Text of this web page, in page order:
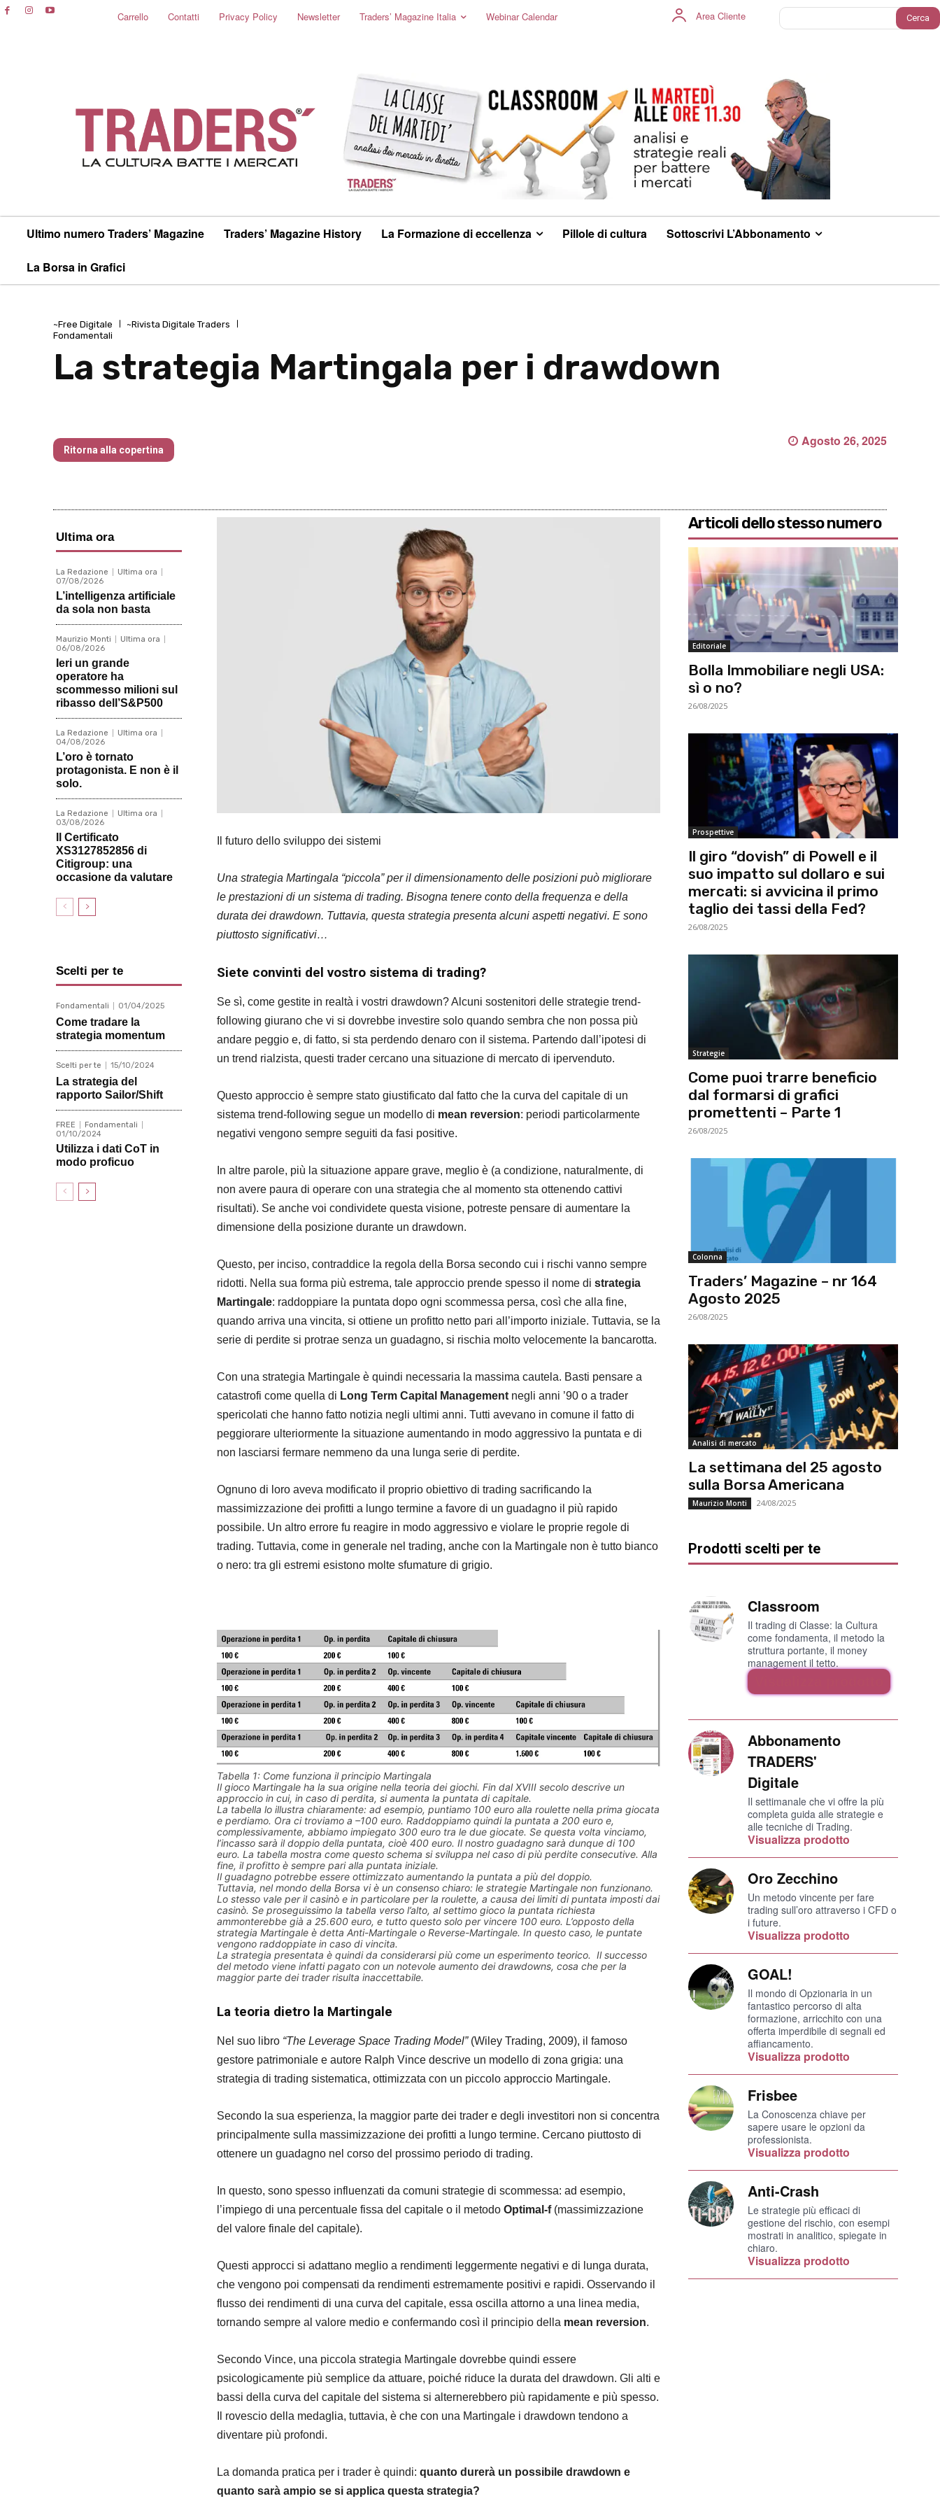
Carrello Contatti Privacy Policy Newsletter Traders’ Magazine Italia Webinar Calendar Area Cliente Cerca
Ultimo numero Traders’ Magazine Traders’ Magazine History La Formazione di eccellenza Pillole di cultura Sottoscrivi L’Abbonamento
La Borsa in Grafici
~Free Digitale
~Rivista Digitale Traders
Fondamentali
La strategia Martingala per i drawdown
Ritorna alla copertina
Agosto 26, 2025
Ultima ora
La Redazione
Ultima ora
07/08/2026
L’intelligenza artificiale
da sola non basta
Maurizio Monti
Ultima ora
06/08/2026
Ieri un grande
operatore ha
scommesso milioni sul
ribasso dell’S&P500
La Redazione
Ultima ora
04/08/2026
L’oro è tornato
protagonista. E non è il
solo.
La Redazione
Ultima ora
03/08/2026
Il Certificato
XS3127852856 di
Citigroup: una
occasione da valutare
Scelti per te
Fondamentali 01/04/2025
Come tradare la
strategia momentum
Scelti per te 15/10/2024
La strategia del
rapporto Sailor/Shift
FREE
Fondamentali
01/10/2024
Utilizza i dati CoT in
modo proficuo
Il futuro dello sviluppo dei sistemi
Una strategia Martingala “piccola” per il dimensionamento delle posizioni può migliorare
le prestazioni di un sistema di trading. Bisogna tenere conto della frequenza e della
durata dei drawdown. Tuttavia, questa strategia presenta alcuni aspetti negativi. E sono
piuttosto significativi…
Siete convinti del vostro sistema di trading?
Se sì, come gestite in realtà i vostri drawdown? Alcuni sostenitori delle strategie trend-
following giurano che vi si dovrebbe investire solo quando sembra che non possa più
andare peggio e, di fatto, si sta perdendo denaro con il sistema. Partendo dall’ipotesi di
un trend rialzista, questi trader cercano una situazione di mercato di ipervenduto.
Questo approccio è sempre stato giustificato dal fatto che la curva del capitale di un
sistema trend-following segue un modello di mean reversion: periodi particolarmente
negativi vengono sempre seguiti da fasi positive.
In altre parole, più la situazione appare grave, meglio è (a condizione, naturalmente, di
non avere paura di operare con una strategia che al momento sta ottenendo cattivi
risultati). Se anche voi condividete questa visione, potreste pensare di aumentare la
dimensione della posizione durante un drawdown.
Questo, per inciso, contraddice la regola della Borsa secondo cui i rischi vanno sempre
ridotti. Nella sua forma più estrema, tale approccio prende spesso il nome di strategia
Martingale: raddoppiare la puntata dopo ogni scommessa persa, così che alla fine,
quando arriva una vincita, si ottiene un profitto netto pari all’importo iniziale. Tuttavia, se la
serie di perdite si protrae senza un guadagno, si rischia molto velocemente la bancarotta.
Con una strategia Martingale è quindi necessaria la massima cautela. Basti pensare a
catastrofi come quella di Long Term Capital Management negli anni ’90 o a trader
spericolati che hanno fatto notizia negli ultimi anni. Tutti avevano in comune il fatto di
peggiorare ulteriormente la situazione aumentando in modo aggressivo la puntata e di
non lasciarsi fermare nemmeno da una lunga serie di perdite.
Ognuno di loro aveva modificato il proprio obiettivo di trading sacrificando la
massimizzazione dei profitti a lungo termine a favore di un guadagno il più rapido
possibile. Un altro errore fu reagire in modo aggressivo e violare le proprie regole di
trading. Tuttavia, come in generale nel trading, anche con la Martingale non è tutto bianco
o nero: tra gli estremi esistono molte sfumature di grigio.
Tabella 1: Come funziona il principio Martingala
Il gioco Martingale ha la sua origine nella teoria dei giochi. Fin dal XVIII secolo descrive un
approccio in cui, in caso di perdita, si aumenta la puntata di capitale.
La tabella lo illustra chiaramente: ad esempio, puntiamo 100 euro alla roulette nella prima giocata
e perdiamo. Ora ci troviamo a –100 euro. Raddoppiamo quindi la puntata a 200 euro e,
complessivamente, abbiamo impiegato 300 euro tra le due giocate. Se questa volta vinciamo,
l’incasso sarà il doppio della puntata, cioè 400 euro. Il nostro guadagno sarà dunque di 100
euro. La tabella mostra come questo schema si sviluppa nel caso di più perdite consecutive. Alla
fine, il profitto è sempre pari alla puntata iniziale.
Il guadagno potrebbe essere ottimizzato aumentando la puntata a più del doppio.
Tuttavia, nel mondo della Borsa vi è un consenso chiaro: le strategie Martingale non funzionano.
Lo stesso vale per il casinò e in particolare per la roulette, a causa dei limiti di puntata imposti dai
casinò. Se proseguissimo la tabella verso l’alto, al settimo gioco la puntata richiesta
ammonterebbe già a 25.600 euro, e tutto questo solo per vincere 100 euro. L’opposto della
strategia Martingale è detta Anti-Martingale o Reverse-Martingale. In questo caso, le puntate
vengono raddoppiate in caso di vincita.
La strategia presentata è quindi da considerarsi più come un esperimento teorico. Il successo
del metodo viene infatti pagato con un notevole aumento dei drawdowns, cosa che per la
maggior parte dei trader risulta inaccettabile.
La teoria dietro la Martingale
Nel suo libro “The Leverage Space Trading Model”(Wiley Trading, 2009), il famoso
gestore patrimoniale e autore Ralph Vince descrive un modello di zona grigia: una
strategia di trading sistematica, ottimizzata con un piccolo approccio Martingale.
Secondo la sua esperienza, la maggior parte dei trader e degli investitori non si concentra
principalmente sulla massimizzazione dei profitti a lungo termine. Cercano piuttosto di
ottenere un guadagno nel corso del prossimo periodo di trading.
In questo, sono spesso influenzati da comuni strategie di scommessa: ad esempio,
l’impiego di una percentuale fissa del capitale o il metodo Optimal-f(massimizzazione
del valore finale del capitale).
Questi approcci si adattano meglio a rendimenti leggermente negativi e di lunga durata,
che vengono poi compensati da rendimenti estremamente positivi e rapidi. Osservando il
flusso dei rendimenti di una curva del capitale, essa oscilla attorno a una linea media,
tornando sempre al valore medio e confermando così il principio della mean reversion.
Secondo Vince, una piccola strategia Martingale dovrebbe quindi essere
psicologicamente più semplice da attuare, poiché riduce la durata del drawdown. Gli alti e
bassi della curva del capitale del sistema si alternerebbero più rapidamente e più spesso.
Il rovescio della medaglia, tuttavia, è che con una Martingale i drawdown tendono a
diventare più profondi.
La domanda pratica per i trader è quindi: quanto durerà un possibile drawdown e
quanto sarà ampio se si applica questa strategia?
Articoli dello stesso numero
Editoriale
Bolla Immobiliare negli USA:
sì o no?
26/08/2025
Prospettive
Il giro “dovish” di Powell e il
suo impatto sul dollaro e sui
mercati: si avvicina il primo
taglio dei tassi della Fed?
26/08/2025
Strategie
Come puoi trarre beneficio
dal formarsi di grafici
promettenti – Parte 1
26/08/2025
Colonna
Traders’ Magazine – nr 164
Agosto 2025
26/08/2025
Analisi di mercato
La settimana del 25 agosto
sulla Borsa Americana
Maurizio Monti 24/08/2025
Prodotti scelti per te
Classroom
Il trading di Classe: la Cultura
come fondamenta, il metodo la
struttura portante, il money
management il tetto.
Abbonamento
TRADERS'
Digitale
Il settimanale che vi offre la più
completa guida alle strategie e
alle tecniche di Trading.
Visualizza prodotto
Oro Zecchino
Un metodo vincente per fare
trading sull’oro attraverso i CFD o
i future.
Visualizza prodotto
GOAL!
Il mondo di Opzionaria in un
fantastico percorso di alta
formazione, arricchito con una
offerta imperdibile di segnali ed
affiancamento.
Visualizza prodotto
Frisbee
La Conoscenza chiave per
sapere usare le opzioni da
professionista.
Visualizza prodotto
Anti-Crash
Le strategie più efficaci di
gestione del rischio, con esempi
mostrati in analitico, spiegate in
chiaro.
Visualizza prodotto